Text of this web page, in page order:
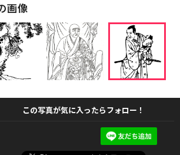
画像
この写真が気に入ったらフォロー！